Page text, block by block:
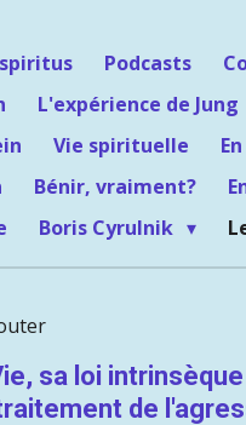
Podcasts
L'expérience de Jung
Vie spirituelle
Bénir, vraiment?
Boris Cyrulnik
sa loi
de